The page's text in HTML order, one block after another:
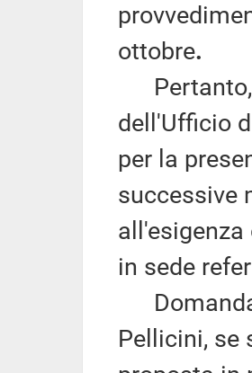
ottobre.
Pertanto,
dell'Ufficio
per la
successive
in sede
Domanda
Pellicini, se